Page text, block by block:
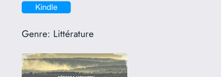
Genre: Littérature